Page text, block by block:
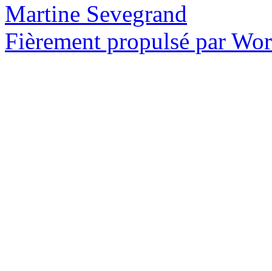
Martine Sevegrand
Fièrement propulsé par